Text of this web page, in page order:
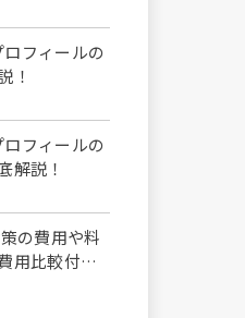
にローカル
だきました
フィールの
！
フィールの
解説！
の費用や料
用比較付き